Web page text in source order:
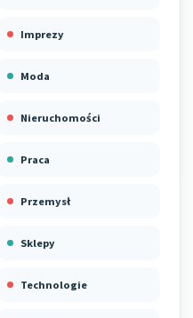
Imprezy
Moda
Nieruchomości
Praca
Przemysł
Sklepy
Technologie